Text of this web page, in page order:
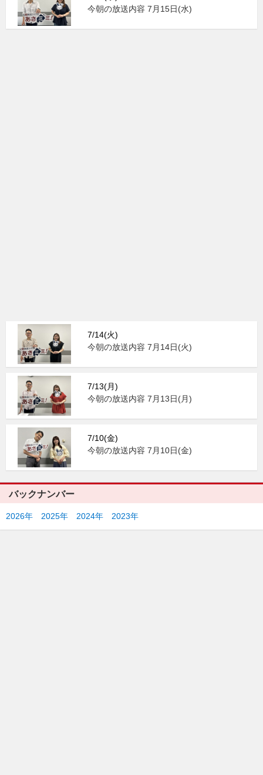
今朝の放送内容 7月15日(水)
7/14(火)
今朝の放送内容 7月14日(火)
7/13(月)
今朝の放送内容 7月13日(月)
7/10(金)
今朝の放送内容 7月10日(金)
バックナンバー
2026年 2025年 2024年 2023年